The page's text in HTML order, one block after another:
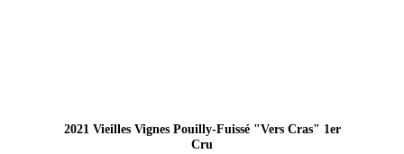
2021 Vieilles Vignes Pouilly-Fuissé "Vers Cras" 1er
Cru